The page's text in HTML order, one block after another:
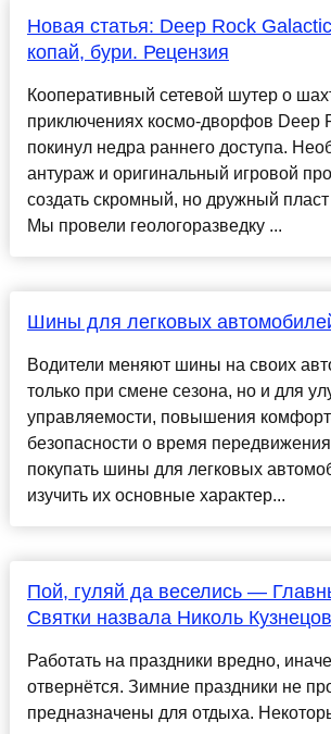
Новая статья: Deep Rock
копай, бури. Рецензия
Кооперативный сетевой шутер о
приключениях космо-дворфов Deep
покинул недра раннего доступа.
антураж и оригинальный игровой
создать скромный, но дружный
Мы провели геологоразведку ...
Шины для легковых
Водители меняют шины на своих
только при смене сезона, но и для
управляемости, повышения
безопасности о время
покупать шины для легковых
изучить их основные характер...
Пой, гуляй да веселись —
Святки назвала Николь
Работать на праздники вредно,
отвернётся. Зимние праздники не
предназначены для отдыха.